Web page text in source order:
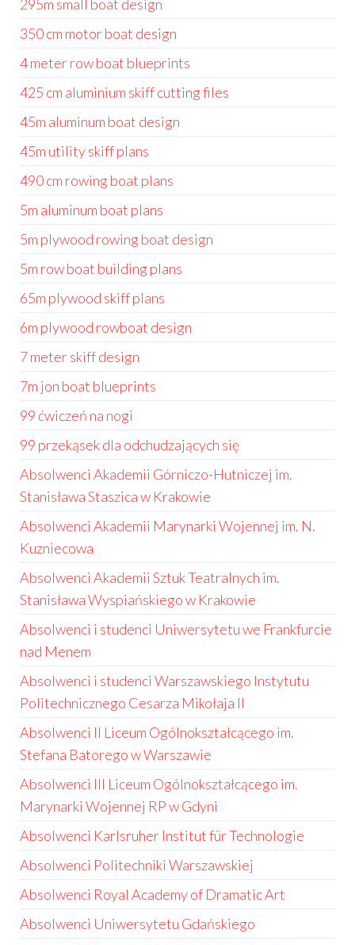
295m small boat design
350 cm motor boat design
4 meter row boat blueprints
425 cm aluminium skiff cutting files
45m aluminum boat design
45m utility skiff plans
490 cm rowing boat plans
5m aluminum boat plans
5m plywood rowing boat design
5m row boat building plans
65m plywood skiff plans
6m plywood rowboat design
7 meter skiff design
7m jon boat blueprints
99 ćwiczeń na nogi
99 przekąsek dla odchudzających się
Absolwenci Akademii Górniczo-Hutniczej im.
Stanisława Staszica w Krakowie
Absolwenci Akademii Marynarki Wojennej im. N.
Kuzniecowa
Absolwenci Akademii Sztuk Teatralnych im.
Stanisława Wyspiańskiego w Krakowie
Absolwenci i studenci Uniwersytetu we Frankfurcie
nad Menem
Absolwenci i studenci Warszawskiego Instytutu
Politechnicznego Cesarza Mikołaja II
Absolwenci II Liceum Ogólnokształcącego im.
Stefana Batorego w Warszawie
Absolwenci III Liceum Ogólnokształcącego im.
Marynarki Wojennej RP w Gdyni
Absolwenci Karlsruher Institut für Technologie
Absolwenci Politechniki Warszawskiej
Absolwenci Royal Academy of Dramatic Art
Absolwenci Uniwersytetu Gdańskiego